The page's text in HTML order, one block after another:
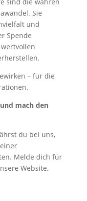
Sie
und
Spende
– für die
mach den
du bei uns,
Melde dich für
Website.